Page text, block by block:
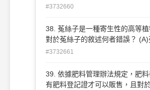
緩 (C)根部形成腫瘤 (D)葉片變色
#3732660
38. 菟絲子是一種寄生性的高等植
對於菟絲子的敘述何者錯誤？ (A)
散播主要是依靠種子 (B)菟絲子屬
接觸到寄主植物仍可休眠 4-5 週
亡 (D)菟絲子可當作傳播濾過性病
#3732661
39. 依據肥料管理辦法規定，肥
有肥料登記證才可以販售，且對